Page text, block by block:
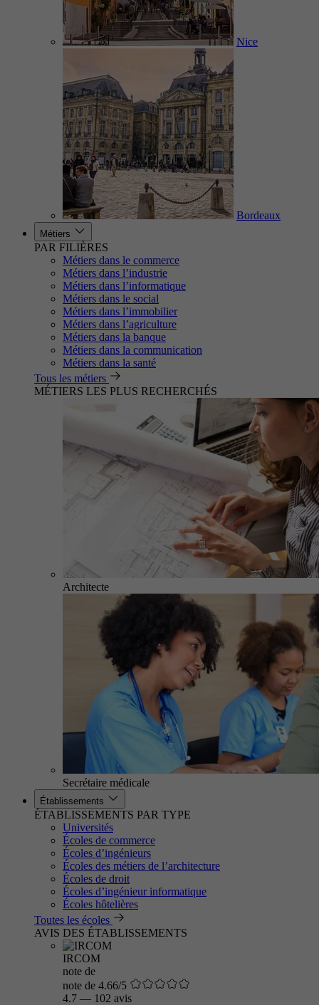
Nice
Bordeaux
Métiers
PAR FILIÈRES
Métiers dans le commerce
Métiers dans l’industrie
Métiers dans l’informatique
Métiers dans le social
Métiers dans l’immobilier
Métiers dans l’agriculture
Métiers dans la banque
Métiers dans la communication
Métiers dans la santé
Tous les métiers
MÉTIERS LES PLUS RECHERCHÉS
Architecte
Secrétaire médicale
Établissements
ÉTABLISSEMENTS PAR TYPE
Universités
Écoles de commerce
Écoles d’ingénieurs
Écoles des métiers de l’architecture
Écoles de droit
Écoles d’ingénieur informatique
Écoles hôtelières
Toutes les écoles
AVIS DES ÉTABLISSEMENTS
IRCOM
note de
note de 4.66/5
4.7 — 102 avis